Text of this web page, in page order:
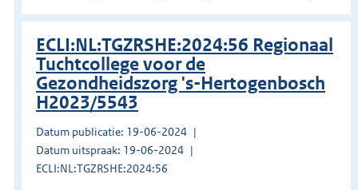
ECLI:NL:TGZRSHE:2024:56 Regionaal
Tuchtcollege voor de
Gezondheidszorg 's-Hertogenbosch
H2023/5543
Datum publicatie: 19-06-2024
Datum uitspraak: 19-06-2024
ECLI:NL:TGZRSHE:2024:56